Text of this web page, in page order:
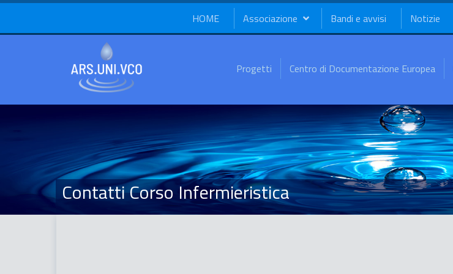
HOME Associazione Bandi e avvisi Notizie
Progetti Centro di Documentazione Europea
Contatti Corso Infermieristica